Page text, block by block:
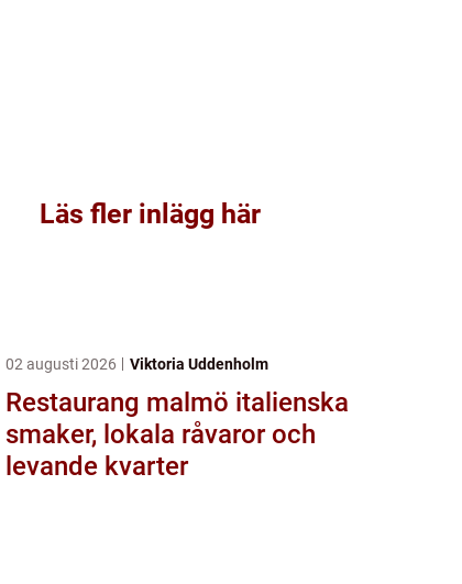
Läs fler inlägg här
02 augusti 2026 Viktoria Uddenholm
Restaurang malmö italienska
smaker, lokala råvaror och
levande kvarter